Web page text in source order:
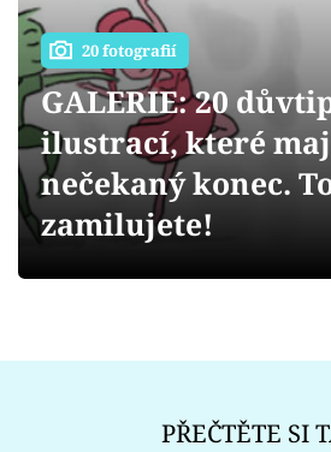
Sex a vztahy
Videa
Sledujte prima+
Přihlášení
20 fotografií
GALERIE: 20
ilustrací, které
nečekaný konec.
zamilujete!
PŘEČTĚTE SI